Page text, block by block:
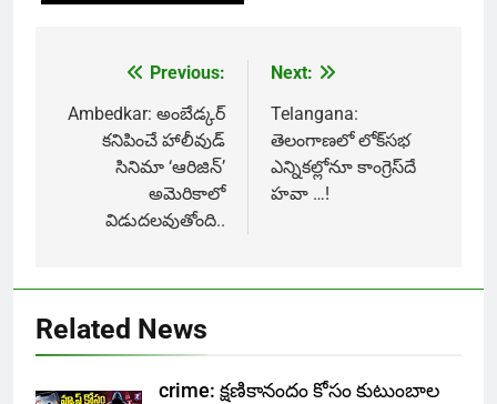
navigation
Previous:
Ambedkar: అంబేడ్కర్‌
కనిపించే హాలీవుడ్‌
సినిమా ‘ఆరిజిన్‌’
అమెరికాలో
విడుదలవుతోంది..
Next:
Telangana:
తెలంగాణలో లోక్‌సభ
ఎన్నికల్లోనూ కాంగ్రెస్‌దే
హవా …!
Related News
crime: క్షణికానందం కోసం కుటుంబాల